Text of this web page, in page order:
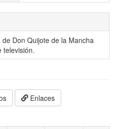
Don Quijote de la Mancha
televisión.
Enlaces